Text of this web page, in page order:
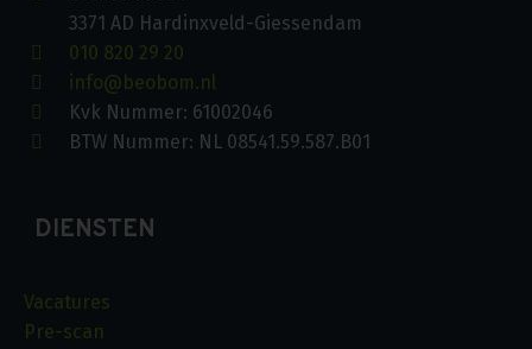
3371 AD Hardinxveld-Giessendam
010 820 29 20
info@beobom.nl
Kvk Nummer: 61002046
BTW Nummer: NL 08541.59.587.B01
DIENSTEN
Vacatures
Pre-scan